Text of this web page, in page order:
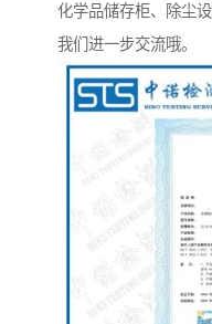
化学品储存柜、除尘
我们进一步交流哦。